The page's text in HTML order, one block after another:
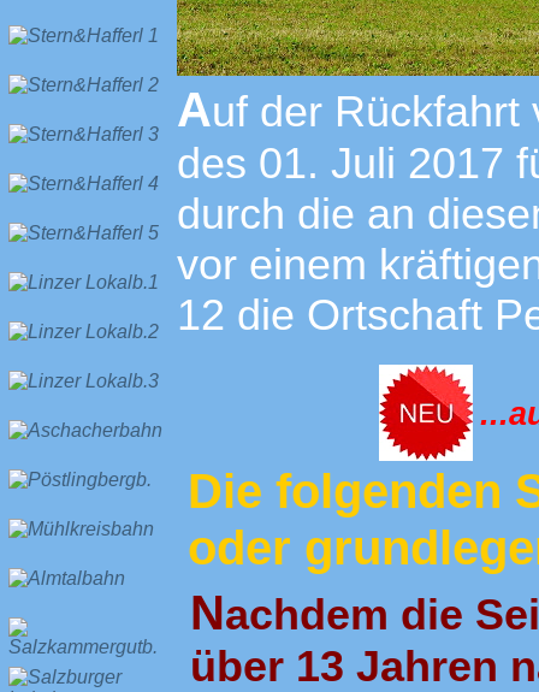
Auf der Rückfahrt
des 01. Juli 2017
durch die an
vor einem
12 die Ortschaft
Die folgenden
oder
Nachdem die
über 13 Jahren